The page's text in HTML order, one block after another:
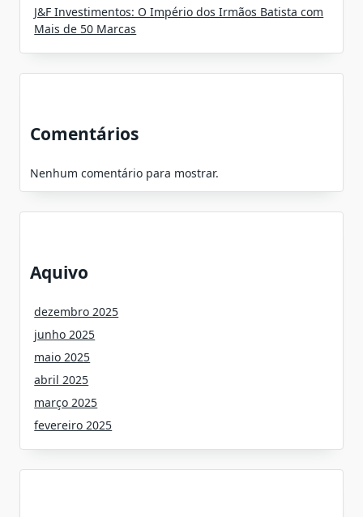
J&F Investimentos: O Império dos Irmãos Batista com
Mais de 50 Marcas
Comentários
Nenhum comentário para mostrar.
Aquivo
dezembro 2025
junho 2025
maio 2025
abril 2025
março 2025
fevereiro 2025